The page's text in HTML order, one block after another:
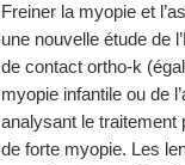
Freiner la myopie et
une nouvelle étude de
de contact ortho-k
myopie infantile ou de
analysant le traitement
de forte myopie. Les